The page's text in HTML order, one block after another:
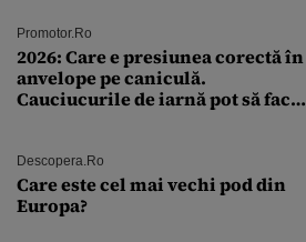
Promotor.ro
2026: Care e presiunea corectă în
anvelope pe caniculă.
Cauciucurile de iarnă pot să facă
Descopera.ro
Care este cel mai vechi pod din
Europa?